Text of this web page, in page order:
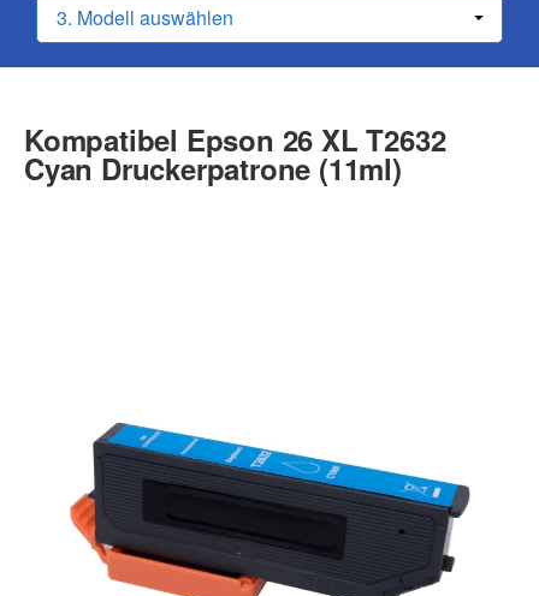
Kompatibel Epson 26 XL T2632
Cyan Druckerpatrone (11ml)